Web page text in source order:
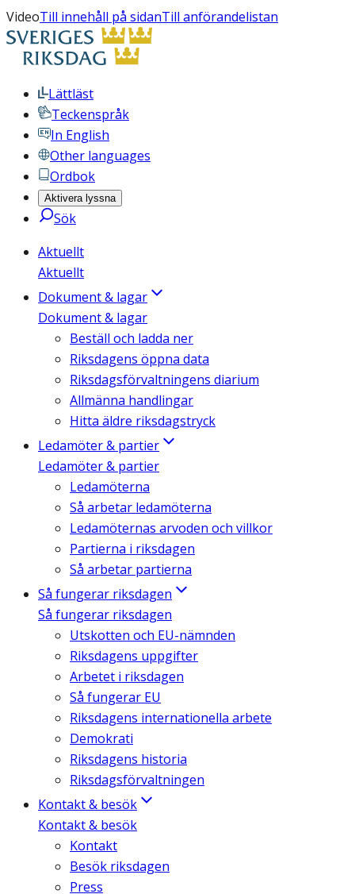
VideoTill innehåll på sidanTill anförandelistan
Lättläst
Teckenspråk
In English
Other languages
Ordbok
Aktivera lyssna
Sök
Aktuellt
Aktuellt
Dokument & lagar
Dokument & lagar
Beställ och ladda ner
Riksdagens öppna data
Riksdagsförvaltningens diarium
Allmänna handlingar
Hitta äldre riksdagstryck
Ledamöter & partier
Ledamöter & partier
Ledamöterna
Så arbetar ledamöterna
Ledamöternas arvoden och villkor
Partierna i riksdagen
Så arbetar partierna
Så fungerar riksdagen
Så fungerar riksdagen
Utskotten och EU-nämnden
Riksdagens uppgifter
Arbetet i riksdagen
Så fungerar EU
Riksdagens internationella arbete
Demokrati
Riksdagens historia
Riksdagsförvaltningen
Kontakt & besök
Kontakt & besök
Kontakt
Besök riksdagen
Press